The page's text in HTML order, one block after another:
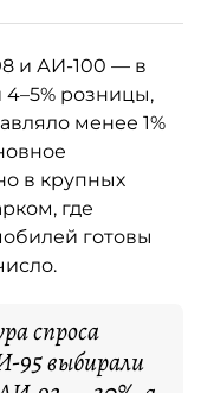
и АИ-100 — в
розницы,
менее 1%
в крупных
где
готовы
спроса
95 выбирали